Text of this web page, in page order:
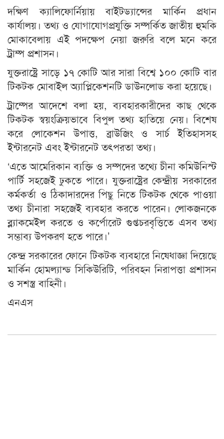
দক্ষিণ ক্যালিফোর্নিয়ায় বাইটড্যান্সের মার্কিন প্রধান
কার্যালয়। তথ্য ও যোগাযোগপ্রযুক্তি সম্পর্কিত জাতীয় হুমকি
মোকাবেলায় এই পদক্ষেপ নেয়া জরুরি বলে মনে করে
ট্রাম্প প্রশাসন।
যুক্তরাষ্ট্রে সাড়ে ১৭ কোটি আর সারা বিশ্বে ১০০ কোটি বার
টিকটক মোবাইল অ্যাপ্লিকেশনটি ডাউনলোড করা হয়েছে।
ট্রাম্পের আদেশে বলা হয়, ব্যবহারকারীদের কাছ থেকে
টিকটক স্বয়ংক্রিয়ভাবে বিপুল তথ্য হাতিয়ে নেয়। বিশেষ
করে লোকেশন উপাত্ত, ব্রাউজিং ও সার্চ ইতিহাসসহ
ইন্টারনেট এবং ইন্টারনেট তৎপরতা তথ্য।
‘এতে আমেরিকান ব্যক্তি ও সম্পদের তথ্যে চীনা কমিউনিস্ট
পার্টি সহজেই ঢুকতে পারে। যুক্তরাষ্ট্রের কেন্দ্রীয় সরকারের
কর্মকর্তা ও ঠিকাদারদের পিছু নিতে টিকটক থেকে পাওয়া
তথ্য চীনারা সহজেই ব্যবহার করতে পারেন। লোকজনকে
ব্ল্যাকমেইল করতে ও কর্পোরেট গুপ্তচরবৃত্তিতে এসব তথ্য
সম্ভাব্য উপকরণ হতে পারে।’
কেন্দ্র সরকারের ফোনে টিকটক ব্যবহারে নিষেধাজ্ঞা দিয়েছে
মার্কিন হোমল্যান্ড সিকিউরিটি, পরিবহন নিরাপত্তা প্রশাসন
ও সশস্ত্র বাহিনী।
এনএস